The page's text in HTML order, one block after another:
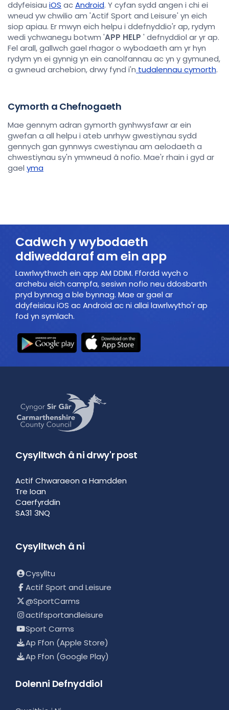
ddyfeisiau iOS acAndroid. Y cyfan sydd angen i chi ei
wneud yw chwilio am 'Actif Sport and Leisure' yn eich
siop apiau. Er mwyn eich helpu i ddefnyddio'r ap, rydym
wedi ychwanegu botwm 'APP HELP ' defnyddiol ar yr ap.
Fel arall, gallwch gael rhagor o wybodaeth am yr hyn
rydym yn ei gynnig yn ein canolfannau ac yn y gymuned,
a gwneud archebion, drwy fynd i'n tudalennau cymorth.
Cymorth a Chefnogaeth
Mae gennym adran gymorth gynhwysfawr ar ein
gwefan a all helpu i ateb unrhyw gwestiynau sydd
gennych gan gynnwys cwestiynau am aelodaeth a
chwestiynau sy'n ymwneud â nofio. Mae'r rhain i gyd ar
gael yma
Cadwch y wybodaeth
ddiweddaraf am ein app
Lawrlwythwch ein app AM DDIM. Ffordd wych o
archebu eich campfa, sesiwn nofio neu ddosbarth
pryd bynnag a ble bynnag. Mae ar gael ar
ddyfeisiau iOS ac Android ac ni allai lawrlwytho'r ap
fod yn symlach.
Cysylltwch â ni drwy'r post
Actif Chwaraeon a Hamdden
Tre Ioan
Caerfyrddin
SA31 3NQ
Cysylltwch â ni
Cysylltu
Actif Sport and Leisure
@SportCarms
actifsportandleisure
Sport Carms
Ap Ffon (Apple Store)
Ap Ffon (Google Play)
Dolenni Defnyddiol